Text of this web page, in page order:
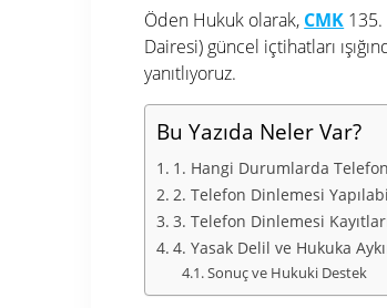
Öden Hukuk olarak, CMK 135.
Dairesi) güncel içtihatları
yanıtlıyoruz.
Bu Yazıda Neler Var?
1. Hangi Durumlarda
2. Telefon Dinlemesi
3. Telefon Dinlemesi
4. Yasak Delil ve Hukuka
Sonuç ve Hukuki Destek